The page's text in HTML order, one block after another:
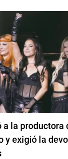
a la productora
y exigió la